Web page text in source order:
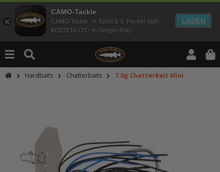
CAMO-Tackle
CAMO-Tackle - A. Ernst & S. Pechel GbR
KOSTENLOS - In Google Play
LADEN
Hardbaits Chatterbaits 7.0g ChatterBait Mini